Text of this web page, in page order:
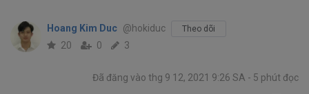
Hoang Kim Duc @hokiduc Theo dõi
20 0 3
Đã đăng vào thg 9 12, 2021 9:26 SA 5 phút đọc